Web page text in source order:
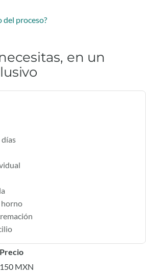
del proceso?
en un
horno
Precio
MXN